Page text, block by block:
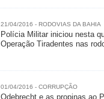
21/04/2016 - RODOVIAS DA BAHIA
Polícia Militar iniciou nesta
Operação Tiradentes nas
01/04/2016 - CORRUPÇÃO
Odebrecht e as propinas ao